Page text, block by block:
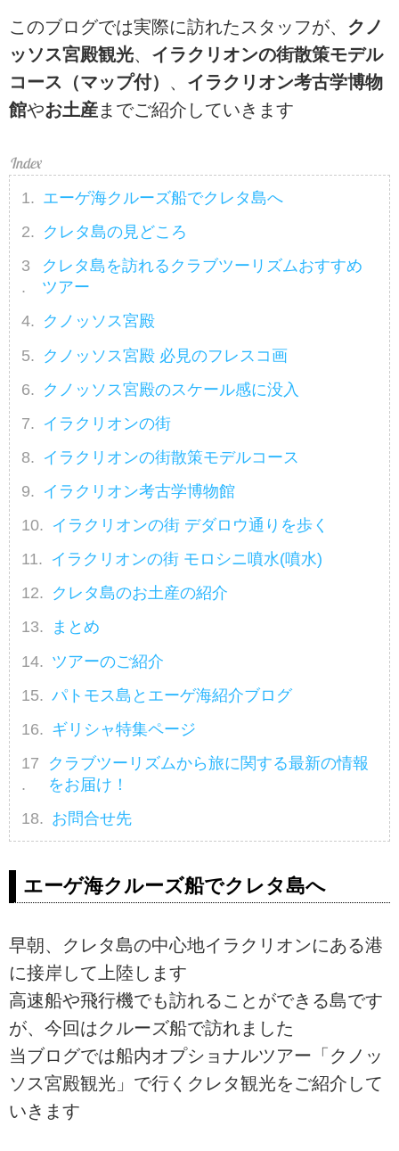
このブログでは実際に訪れたスタッフが、 クノ
ッソス宮殿観光、 イラクリオンの街散策モデル
コース（マップ付） 、 イラクリオン考古学博物
館やお土産までご紹介していきます
エーゲ海クルーズ船でクレタ島へ
クレタ島の見どころ
クレタ島を訪れるクラブツーリズムおすすめ
ツアー
クノッソス宮殿
クノッソス宮殿 必見のフレスコ画
クノッソス宮殿のスケール感に没入
イラクリオンの街
イラクリオンの街散策モデルコース
イラクリオン考古学博物館
イラクリオンの街 デダロウ通りを歩く
イラクリオンの街 モロシニ噴水(噴水)
クレタ島のお土産の紹介
まとめ
ツアーのご紹介
パトモス島とエーゲ海紹介ブログ
ギリシャ特集ページ
クラブツーリズムから旅に関する最新の情報
をお届け！
お問合せ先
エーゲ海クルーズ船でクレタ島へ
早朝、クレタ島の中心地イラクリオンにある港
に接岸して上陸します
高速船や飛行機でも訪れることができる島です
が、今回はクルーズ船で訪れました
当ブログでは船内オプショナルツアー「クノッ
ソス宮殿観光」で行くクレタ観光をご紹介して
いきます